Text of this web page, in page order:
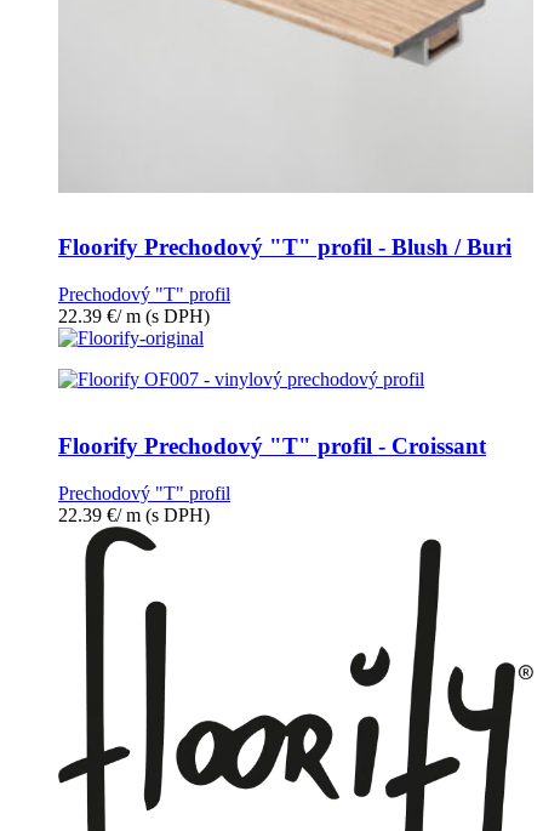
Floorify Prechodový "T" profil - Blush / Buri
Prechodový "T" profil
22.39 €/ m (s DPH)
Floorify Prechodový "T" profil - Croissant
Prechodový "T" profil
22.39 €/ m (s DPH)